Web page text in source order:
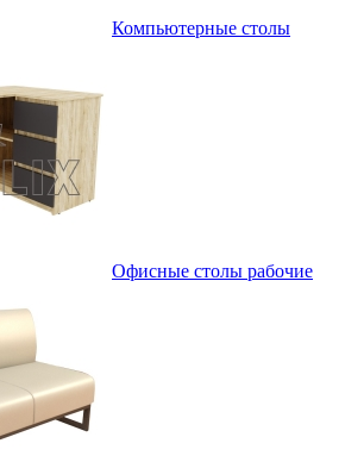
Компьютерные столы
Офисные столы рабочие